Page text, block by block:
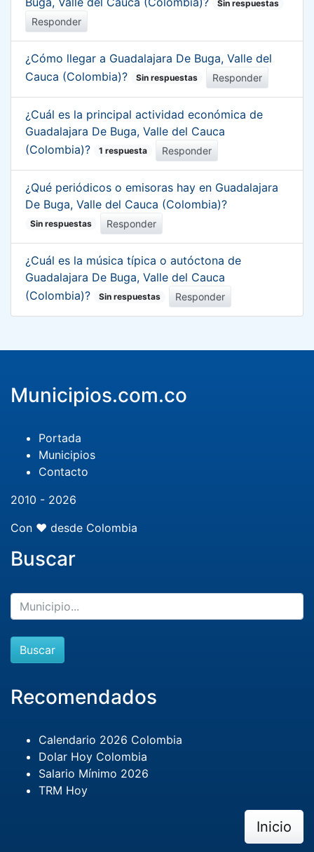
Sin respuestas
Responder
¿Cómo llegar a Guadalajara De Buga, Valle del
Cauca (Colombia)?
Sin respuestas Responder
¿Cuál es la principal actividad económica de
Guadalajara De Buga, Valle del Cauca
(Colombia)?
1 respuesta Responder
¿Qué periódicos o emisoras hay en Guadalajara
De Buga, Valle del Cauca (Colombia)?
Sin respuestas Responder
¿Cuál es la música típica o autóctona de
Guadalajara De Buga, Valle del Cauca
(Colombia)?
Sin respuestas Responder
Municipios.com.co
Portada
Municipios
Contacto
2010 - 2026
Con ❤️ desde Colombia
Buscar
Buscar
Recomendados
Calendario 2026 Colombia
Dolar Hoy Colombia
Salario Mínimo 2026
TRM Hoy
Inicio